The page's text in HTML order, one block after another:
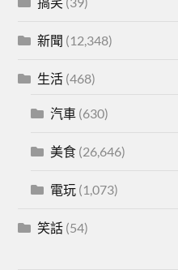
新聞 (12,348)
生活 (468)
汽車 (630)
美食 (26,646)
電玩 (1,073)
笑話 (54)